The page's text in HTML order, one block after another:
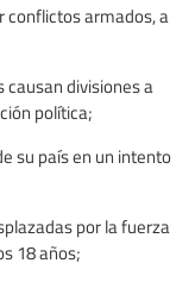
conflictos armados, a
causan divisiones a
política;
su país en un intento
por la fuerza
18 años;